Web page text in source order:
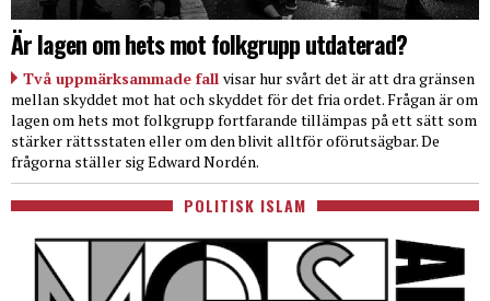
Är lagen om hets mot folkgrupp utdaterad?
Två uppmärksammade fall visar hur svårt det är att dra gränsen
mellan skyddet mot hat och skyddet för det fria ordet. Frågan är om
lagen om hets mot folkgrupp fortfarande tillämpas på ett sätt som
stärker rättsstaten eller om den blivit alltför oförutsägbar. De
frågorna ställer sig Edward Nordén.
POLITISK ISLAM